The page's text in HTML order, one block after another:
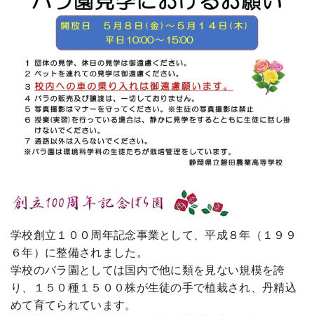
学校創立１００周年記念事業として、平成８年（１９９
６年）に整備されました。
学校のバラ園としては国内で他に類を見ない規模を誇
り、１５０種１５００株が生徒の手で植栽され、丹精込
めて育てられています。